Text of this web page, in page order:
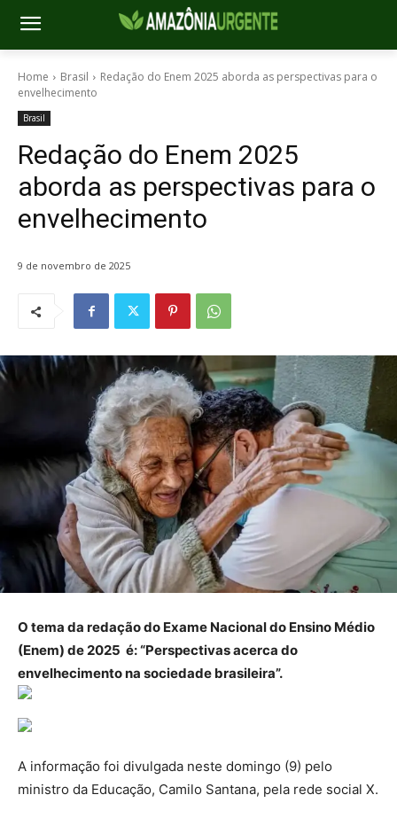
Home Brasil
Redação do Enem 2025 aborda as perspectivas para o
envelhecimento
Brasil
Redação do Enem 2025
aborda as perspectivas para o
envelhecimento
9 de novembro de 2025
O tema da redação do Exame Nacional do Ensino Médio
(Enem) de 2025 é: “Perspectivas acerca do
envelhecimento na sociedade brasileira”.
A informação foi divulgada neste domingo (9) pelo
ministro da Educação, Camilo Santana, pela rede social X.